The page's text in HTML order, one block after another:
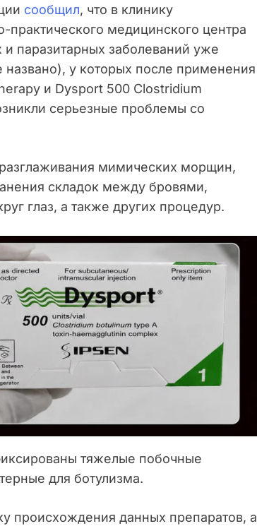
сообщил, что в клинику
практического медицинского центра
паразитарных заболеваний уже
названо), у которых после применения
и Dysport 500 Clostridium
серьезные проблемы со
мимических морщин,
складок между бровями,
глаз, а также других процедур.
тяжелые побочные
для ботулизма.
происхождения данных препаратов, а